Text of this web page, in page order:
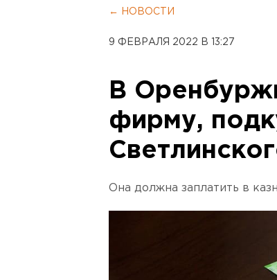
← НОВОСТИ
9 ФЕВРАЛЯ 2022 В 13:27
В
фирму,
Она должна заплатить в